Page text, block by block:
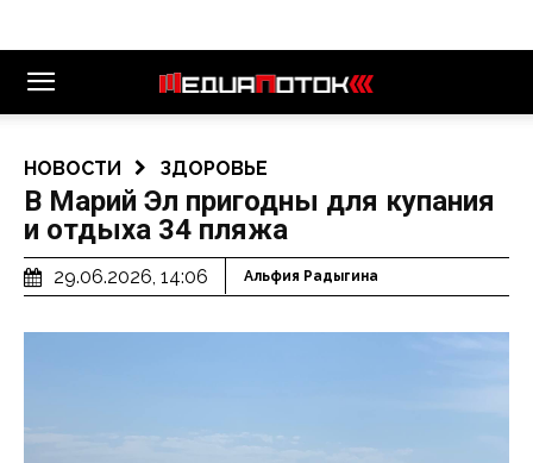
НОВОСТИ ЗДОРОВЬЕ
В Марий Эл пригодны для купания
и отдыха 34 пляжа
29.06.2026, 14:06 Альфия Радыгина